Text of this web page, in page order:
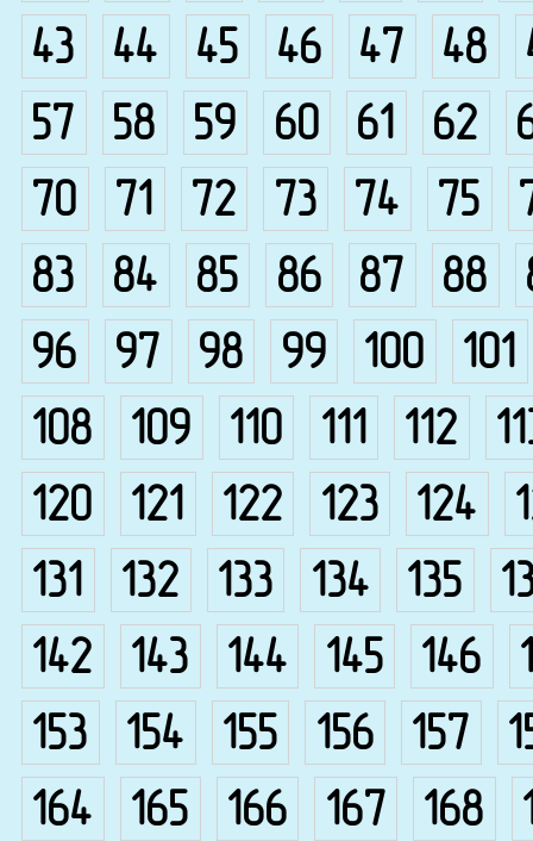
43
44 45 46 47 48
57
58 59 60 61 62
70
71 72 73 74 75
83
84 85 86 87 88
96
97 98 99 100
101
108
109 110 111 112
120
121 122 123 124
131
132 133 134 135
142
143 144 145 146
153
154 155 156 157
164
165 166 167 168